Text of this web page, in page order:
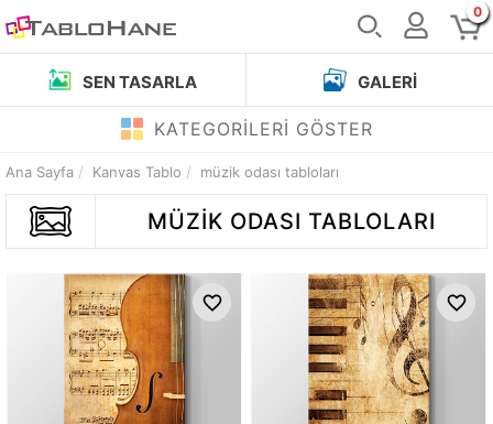
0
SEN TASARLA GALERI
KATEGORİLERİ GÖSTER
Ana Sayfa Kanvas Tablo müzik odası tabloları
MÜZIK ODASI TABLOLARI